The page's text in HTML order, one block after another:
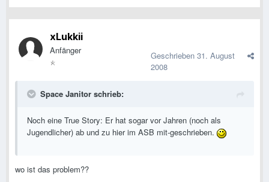
xLukkii
Anfänger Geschrieben 31. August
2008
Space Janitor schrieb:
Noch eine True Story: Er hat sogar vor Jahren (noch als
Jugendlicher) ab und zu hier im ASB mit-geschrieben.
wo ist das problem??